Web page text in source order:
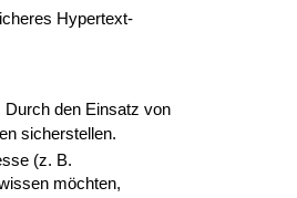
Hypertext-
Durch den Einsatz von
sicherstellen.
(z. B.
möchten,